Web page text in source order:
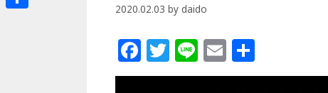
2020.02.03 by daido
F
a
T
w
Li
n
E
m 有